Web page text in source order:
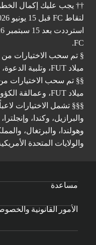
†† يجب عليك إكمال
FC.
ميلاد FUT، وتلبية الدعوة، والطريق إلى نهائي UEFA.
ميلاد FUT، وعمالقة الكؤوس.
§§§ تشمل الاختيارات
والبرازيل، وكندا،
وهولندا، والبرتغال،
والولايات المتحدة
مساعدة
الأمور القانونية